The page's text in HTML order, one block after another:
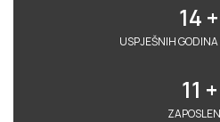
USPJEŠNIH
14 +
11 +